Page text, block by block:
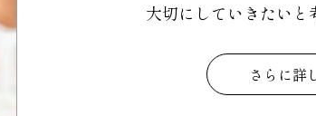
大切にしていきたいと
さらに詳